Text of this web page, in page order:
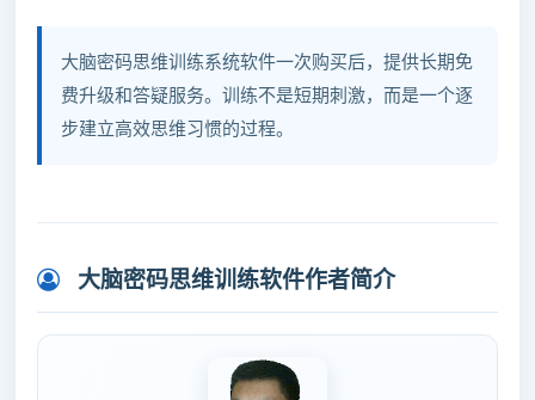
大脑密码思维训练系统软件一次购买后，提供长期免
费升级和答疑服务。训练不是短期刺激，而是一个逐
步建立高效思维习惯的过程。
大脑密码思维训练软件作者简介